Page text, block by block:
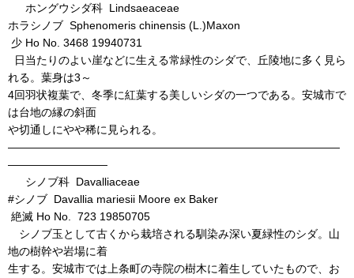
ホングウシダ科 Lindsaeaceae
ホラシノブ Sphenomeris chinensis (L.)Maxon
少 Ho No. 3468 19940731
日当たりのよい崖などに生える常緑性のシダで、丘陵地に多く見ら
れる。葉身は3～
4回羽状複葉で、冬季に紅葉する美しいシダの一つである。安城市で
は台地の縁の斜面
や切通しにやや稀に見られる。
――――――――――――――――――――――――――――――
―――――――――
シノブ科 Davalliaceae
#シノブ Davallia mariesii Moore ex Baker
絶滅 Ho No. 723 19850705
シノブ玉として古くから栽培される馴染み深い夏緑性のシダ。山
地の樹幹や岩場に着
生する。安城市では上条町の寺院の樹木に着生していたもので、お